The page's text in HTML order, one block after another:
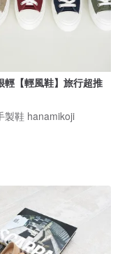
輕【輕風鞋】旅行超推
製鞋 hanamikoji